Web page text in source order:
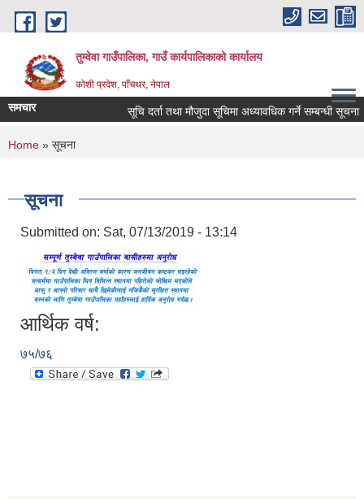
Skip to main content
तुम्वेवा गाउँपालिका, गाउँ कार्यपालिकाको कार्यालय
काेशी प्रदेश, पाँचथर, नेपाल
समचार सूचि दर्ता तथा मौजुदा सूचिमा अध्यावधिक गर्ने सम्बन्धी सूचना ।
You are here
Home » सूचना
सूचना
Submitted on: Sat, 07/13/2019 - 13:14
आर्थिक वर्ष:
७५/७६